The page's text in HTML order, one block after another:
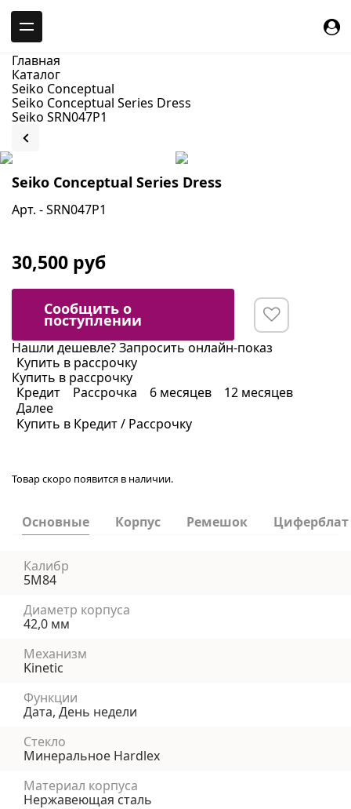
Главная
Каталог
Seiko Conceptual
Seiko Conceptual Series Dress
Seiko SRN047P1
Seiko Conceptual Series Dress
Арт. - SRN047P1
30,500 руб
Сообщить о
поступлении
Нашли дешевле?Запросить онлайн-показ
Купить в рассрочку
Купить в рассрочку
Кредит
Рассрочка 6 месяцев
12 месяцев
Далее
Купить в Кредит / Рассрочку
Товар скоро появится в наличии.
Основные Корпус Ремешок Циферблат
Калибр
5M84
Диаметр корпуса
42,0 мм
Механизм
Kinetic
Функции
Дата, День недели
Стекло
Минеральное Hardlex
Материал корпуса
Нержавеющая сталь